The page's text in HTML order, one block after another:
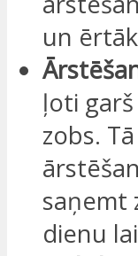
un
ļoti
zobs.
saņemt
dienu